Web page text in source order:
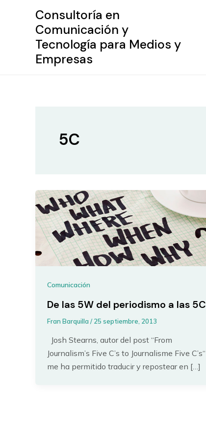
Consultoría en
Comunicación y
Tecnología para Medios y
Empresas
5C
Comunicación
De las 5W del periodismo a las 5C
Fran Barquilla/ 25 septiembre, 2013
Josh Stearns, autor del post “From
Journalism’s Five C’s to Journalisme Five C’s“
me ha permitido traducir y repostear en […]